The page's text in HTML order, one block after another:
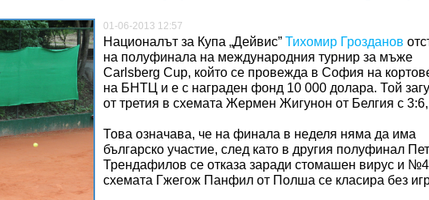
01-06-2013 12:57
Националът за Купа „Дейвис” Тихомир Грозданов
на полуфинала на международния турнир за мъже
Carlsberg Cup, който се провежда в София на
на БНТЦ и е с награден фонд 10 000 долара. Той
от третия в схемата Жермен Жигунон от Белгия с
Това означава, че на финала в неделя няма да има
българско участие, след като в другия полуфинал
Трендафилов се отказа заради стомашен вирус и
схемата Гжегож Панфил от Полша се класира без